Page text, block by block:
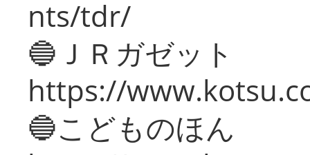
nts/tdr/
🔵ＪＲガゼット
https://
🔵こどものほん